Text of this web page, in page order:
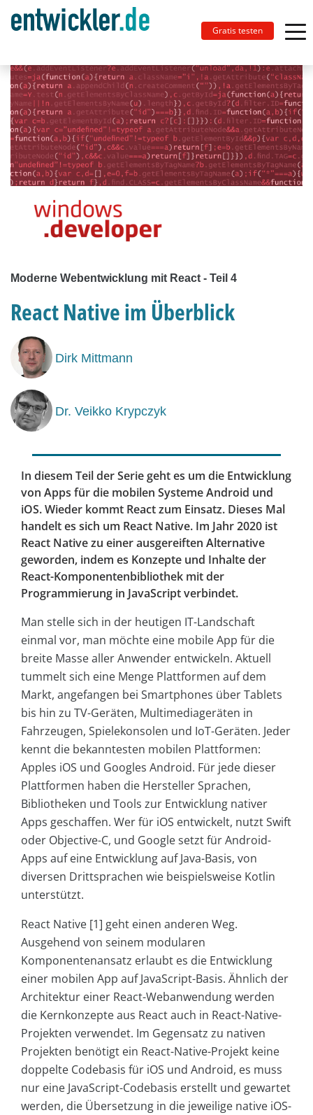
Gratis testen
Moderne Webentwicklung mit React - Teil 4
React Native im Überblick
Dirk Mittmann
Dr. Veikko Krypczyk
In diesem Teil der Serie geht es um die Entwicklung
von Apps für die mobilen Systeme Android und
iOS. Wieder kommt React zum Einsatz. Dieses Mal
handelt es sich um React Native. Im Jahr 2020 ist
React Native zu einer ausgereiften Alternative
geworden, indem es Konzepte und Inhalte der
React-Komponentenbibliothek mit der
Programmierung in JavaScript verbindet.
Man stelle sich in der heutigen IT-Landschaft
einmal vor, man möchte eine mobile App für die
breite Masse aller Anwender entwickeln. Aktuell
tummelt sich eine Menge Plattformen auf dem
Markt, angefangen bei Smartphones über Tablets
bis hin zu TV-Geräten, Multimediageräten in
Fahrzeugen, Spielekonsolen und IoT-Geräten. Jeder
kennt die bekanntesten mobilen Plattformen:
Apples iOS und Googles Android. Für jede dieser
Plattformen haben die Hersteller Sprachen,
Bibliotheken und Tools zur Entwicklung nativer
Apps geschaffen. Wer für iOS entwickelt, nutzt Swift
oder Objective-C, und Google setzt für Android-
Apps auf eine Entwicklung auf Java-Basis, von
diversen Drittsprachen wie beispielsweise Kotlin
unterstützt.
React Native [1] geht einen anderen Weg.
Ausgehend von seinem modularen
Komponentenansatz erlaubt es die Entwicklung
einer mobilen App auf JavaScript-Basis. Ähnlich der
Architektur einer React-Webanwendung werden
die Kernkonzepte aus React auch in React-Native-
Projekten verwendet. Im Gegensatz zu nativen
Projekten benötigt ein React-Native-Projekt keine
doppelte Codebasis für iOS und Android, es muss
nur eine JavaScript-Codebasis erstellt und gewartet
werden, die Übersetzung in die jeweilige native iOS-